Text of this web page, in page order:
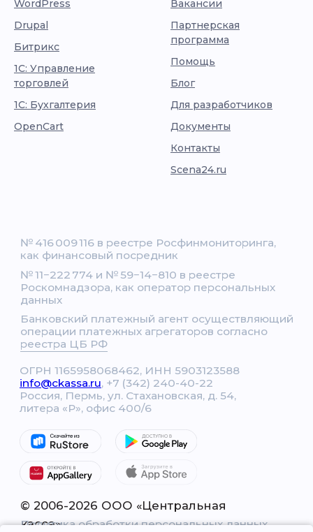
WordPress
Drupal
Битрикс
1С: Управление
торговлей
1С: Бухгалтерия
OpenCart
Вакансии
Партнерская
программа
Помощь
Блог
Для разработчиков
Документы
Контакты
Scena24.ru